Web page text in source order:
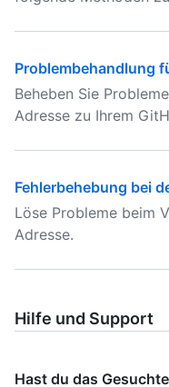
Problembehandlung
Beheben Sie
Adresse zu Ihrem
Fehlerbehebung bei
Löse Probleme beim
Adresse.
Hilfe und Support
Hast du das